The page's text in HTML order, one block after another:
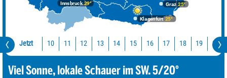
Graz25°
Innsbruck29°
Klagenfurt 25°
Jetzt 10 11 12 13 14 15 16 17 18 19 20
Viel Sonne, lokale Schauer im SW. 5/20°